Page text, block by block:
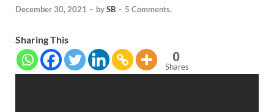
December 30, 2021 - bySB - 5 Comments.
Sharing This
0
Shares